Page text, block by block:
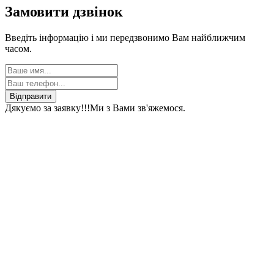
Замовити дзвінок
Введіть інформацію і ми передзвонимо Вам найближчим
часом.
Відправити
Дякуємо за заявку!!!Ми з Вами зв'яжемося.